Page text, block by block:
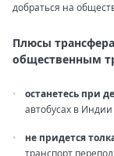
добраться на
Плюсы
общественным
останетесь при
автобусах в
не придется
транспорт